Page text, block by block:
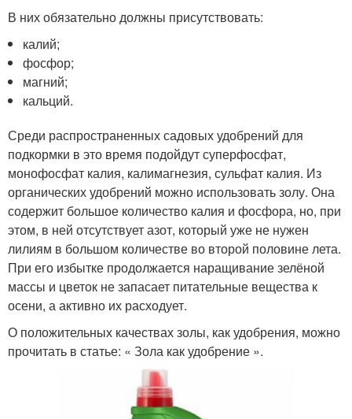
В них обязательно должны присутствовать:
калий;
фосфор;
магний;
кальций.
Среди распространенных садовых удобрений для
подкормки в это время подойдут суперфосфат,
монофосфат калия, калимагнезия, сульфат калия. Из
органических удобрений можно использовать золу. Она
содержит большое количество калия и фосфора, но, при
этом, в ней отсутствует азот, который уже не нужен
лилиям в большом количестве во второй половине лета.
При его избытке продолжается наращивание зелёной
массы и цветок не запасает питательные вещества к
осени, а активно их расходует.
О положительных качествах золы, как удобрения, можно
прочитать в статье: « Зола как удобрение ».